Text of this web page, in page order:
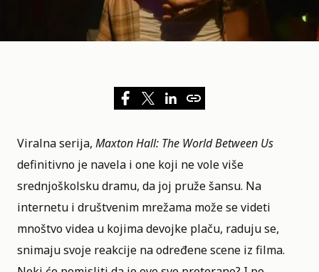
Viralna serija, Maxton Hall: The World Between Us
definitivno je navela i one koji ne vole više
srednjoškolsku dramu, da joj pruže šansu. Na
internetu i društvenim mrežama može se videti
mnoštvo videa u kojima devojke plaču, raduju se,
snimaju svoje reakcije na određene scene iz filma.